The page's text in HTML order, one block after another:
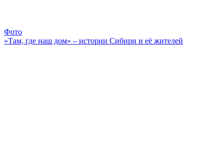
Фото
«Там, где наш дом» – истории Сибири и её жителей